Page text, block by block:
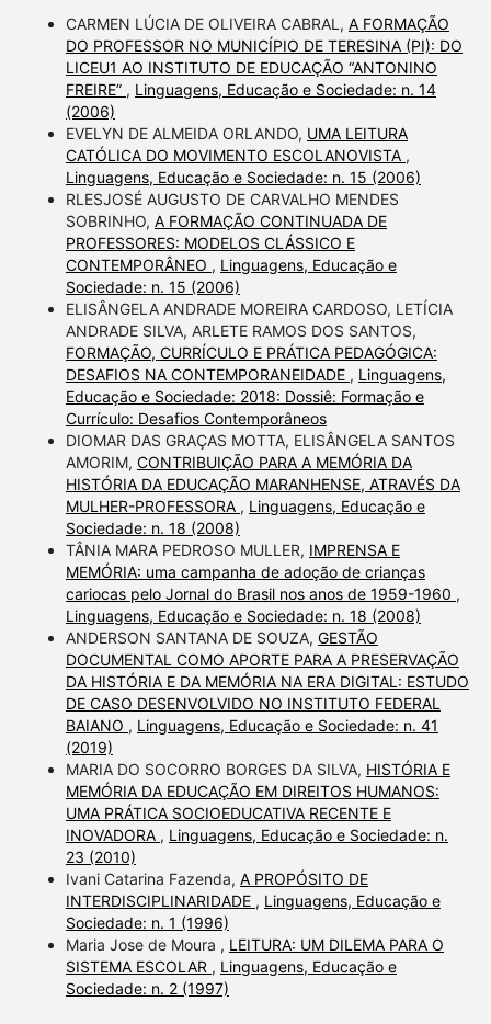
CARMEN LÚCIA DE OLIVEIRA CABRAL, A FORMAÇÃO
DO PROFESSOR NO MUNICÍPIO DE TERESINA (PI): DO
LICEU1 AO INSTITUTO DE EDUCAÇÃO “ANTONINO
FREIRE” , Linguagens, Educação e Sociedade: n. 14
(2006)
EVELYN DE ALMEIDA ORLANDO, UMA LEITURA
CATÓLICA DO MOVIMENTO ESCOLANOVISTA ,
Linguagens, Educação e Sociedade: n. 15 (2006)
RLESJOSÉ AUGUSTO DE CARVALHO MENDES
SOBRINHO, A FORMAÇÃO CONTINUADA DE
PROFESSORES: MODELOS CLÁSSICO E
CONTEMPORÂNEO , Linguagens, Educação e
Sociedade: n. 15 (2006)
ELISÂNGELA ANDRADE MOREIRA CARDOSO, LETÍCIA
ANDRADE SILVA, ARLETE RAMOS DOS SANTOS,
FORMAÇÃO, CURRÍCULO E PRÁTICA PEDAGÓGICA:
DESAFIOS NA CONTEMPORANEIDADE , Linguagens,
Educação e Sociedade: 2018: Dossiê: Formação e
Currículo: Desafios Contemporâneos
DIOMAR DAS GRAÇAS MOTTA, ELISÂNGELA SANTOS
AMORIM, CONTRIBUIÇÃO PARA A MEMÓRIA DA
HISTÓRIA DA EDUCAÇÃO MARANHENSE, ATRAVÉS DA
MULHER-PROFESSORA , Linguagens, Educação e
Sociedade: n. 18 (2008)
TÂNIA MARA PEDROSO MULLER, IMPRENSA E
MEMÓRIA: uma campanha de adoção de crianças
cariocas pelo Jornal do Brasil nos anos de 1959-1960 ,
Linguagens, Educação e Sociedade: n. 18 (2008)
ANDERSON SANTANA DE SOUZA, GESTÃO
DOCUMENTAL COMO APORTE PARA A PRESERVAÇÃO
DA HISTÓRIA E DA MEMÓRIA NA ERA DIGITAL: ESTUDO
DE CASO DESENVOLVIDO NO INSTITUTO FEDERAL
BAIANO , Linguagens, Educação e Sociedade: n. 41
(2019)
MARIA DO SOCORRO BORGES DA SILVA, HISTÓRIA E
MEMÓRIA DA EDUCAÇÃO EM DIREITOS HUMANOS:
UMA PRÁTICA SOCIOEDUCATIVA RECENTE E
INOVADORA , Linguagens, Educação e Sociedade: n.
23 (2010)
Ivani Catarina Fazenda, A PROPÓSITO DE
INTERDISCIPLINARIDADE , Linguagens, Educação e
Sociedade: n. 1 (1996)
Maria Jose de Moura , LEITURA: UM DILEMA PARA O
SISTEMA ESCOLAR , Linguagens, Educação e
Sociedade: n. 2 (1997)